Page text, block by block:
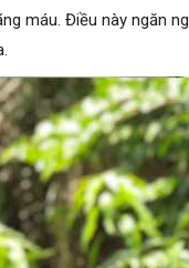
máu. Điều này ngăn